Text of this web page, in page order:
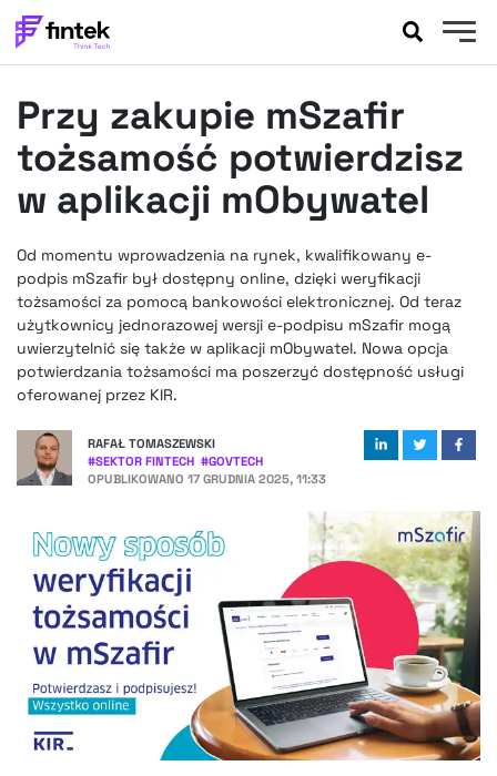
BANKOWOŚĆ
EVENTY
FELIETONY
WYWIADY
PODCASTY
FINTEKEXTRA
OKIEM EKSPERTA
Przy zakupie mSzafir
tożsamość potwierdzisz
w aplikacji mObywatel
Od momentu wprowadzenia na rynek, kwalifikowany e-
podpis mSzafir był dostępny online, dzięki weryfikacji
tożsamości za pomocą bankowości elektronicznej. Od teraz
użytkownicy jednorazowej wersji e-podpisu mSzafir mogą
uwierzytelnić się także w aplikacji mObywatel. Nowa opcja
potwierdzania tożsamości ma poszerzyć dostępność usługi
oferowanej przez KIR.
RAFAŁ TOMASZEWSKI
#SEKTOR FINTECH #GOVTECH
OPUBLIKOWANO 17 GRUDNIA 2025, 11:33